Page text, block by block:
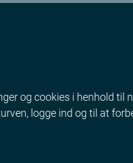
og cookies i henhold
logge ind og til at